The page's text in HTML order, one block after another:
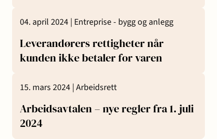
04. april 2024 | Entreprise - bygg og anlegg
Leverandørers rettigheter når
kunden ikke betaler for varen
15. mars 2024 | Arbeidsrett
Arbeidsavtalen – nye regler fra 1. juli
2024